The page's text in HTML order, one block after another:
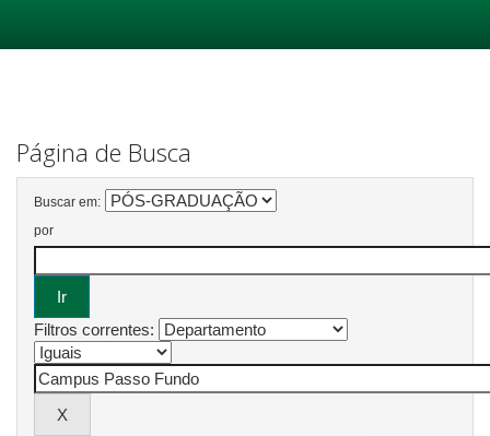
Página de Busca
Buscar em:
por
Filtros correntes: